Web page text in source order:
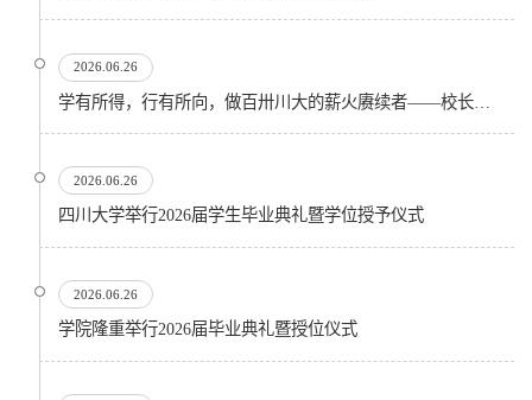
2026.06.26
2026.06.26
四川大学举行2026届学生毕业典礼暨学位授予仪式
2026.06.26
​学院隆重举行2026届毕业典礼暨授位仪式